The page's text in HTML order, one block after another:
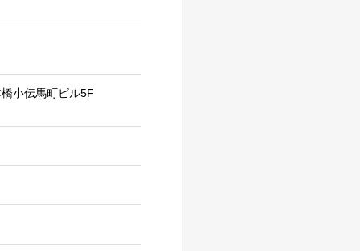
小伝馬町ビル5F